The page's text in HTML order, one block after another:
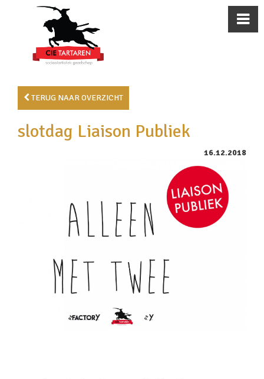
TERUG NAAR OVERZICHT
slotdag Liaison Publiek
16.12.2018